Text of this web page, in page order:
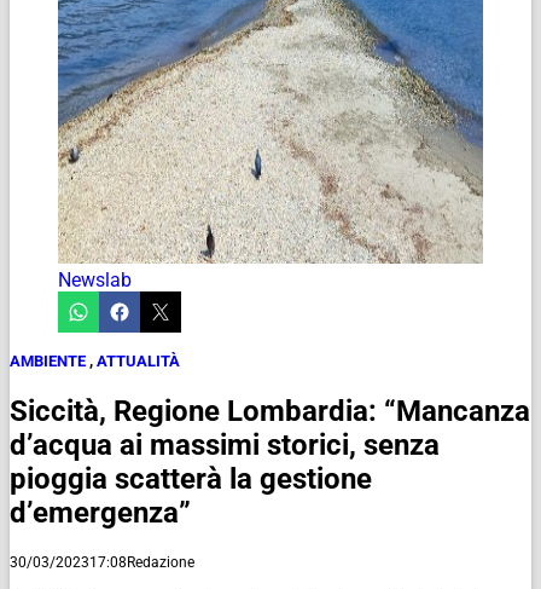
Newslab
AMBIENTE , ATTUALITÀ
Siccità, Regione Lombardia: “Mancanza
d’acqua ai massimi storici, senza
pioggia scatterà la gestione
d’emergenza”
30/03/202317:08Redazione